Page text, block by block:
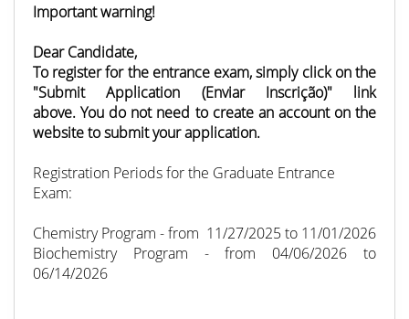
Important warning!
Dear Candidate,
To register for the entrance exam, simply click on the
"Submit Application (Enviar Inscrição)" link
above. You do not need to create an account on the
website to submit your application.
Registration Periods for the Graduate Entrance
Exam:
Chemistry Program - from 11/27/2025 to 11/01/2026
Biochemistry Program - from 04/06/2026 to
06/14/2026